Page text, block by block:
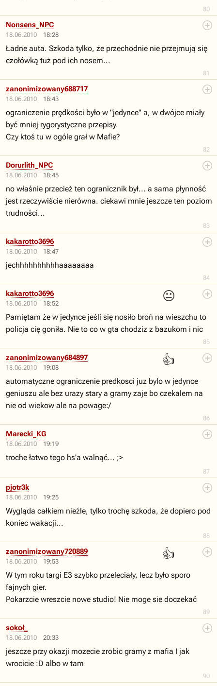
80
18.06.2010 18:28
81
Nonsens_NPC
Ładne auta. Szkoda tylko, że przechodnie nie przejmują się
czołówką tuż pod ich nosem...
18.06.2010 18:43
82
zanonimizowany688717
ograniczenie prędkości było w "jedynce" a, w dwójce miały
być mniej rygorystyczne przepisy.
Czy ktoś tu w ogóle grał w Mafie?
18.06.2010 18:45
83
Dorurlith_NPC
no właśnie przecież ten ogranicznik był... a sama płynność
jest rzeczywiście nierówna. ciekawi mnie jeszcze ten poziom
trudności...
18.06.2010 18:47
84
kakarotto3696
jechhhhhhhhhhaaaaaaaa
18.06.2010 18:52
😐
85
kakarotto3696
Pamiętam że w jedynce jeśli się nosiło broń na wieszchu to
policja cię goniła. Nie to co w gta chodziz z bazukom i nic
18.06.2010 19:08
👍
86
zanonimizowany684897
automatyczne ograniczenie predkosci juz bylo w jedynce
geniuszu ale bez urazy stary a gramy zaje bo czekalem na
nie od wiekow ale na powage:/
18.06.2010 19:19
87
Marecki_KG
troche łatwo tego hs'a walnąć... ;>
18.06.2010 19:25
88
pjotr3k
Wygląda całkiem nieźle, tylko trochę szkoda, że dopiero pod
koniec wakacji...
18.06.2010 19:53
👍
89
zanonimizowany720889
W tym roku targi E3 szybko przeleciały, lecz było sporo
fajnych gier.
Pokarzcie wreszcie nowe studio! Nie moge sie doczekać
18.06.2010 20:33
90
sokoł_
jeszcze przy okazji mozecie zrobic gramy z mafia I jak
wrocicie :D albo w tam